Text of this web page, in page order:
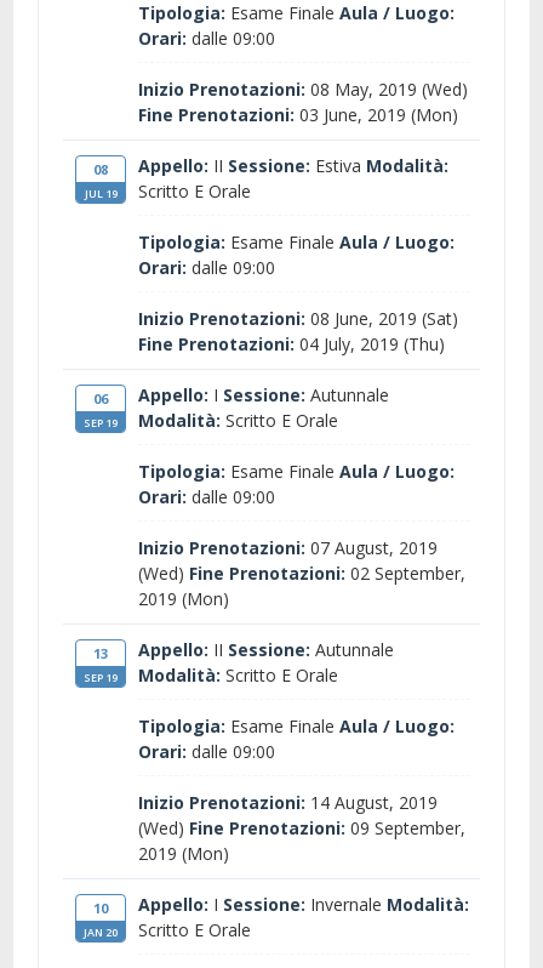
Tipologia: Esame Finale Aula / Luogo:
Orari: dalle 09:00
Inizio Prenotazioni: 08 May, 2019 (Wed)
Fine Prenotazioni: 03 June, 2019 (Mon)
08
JUL 19
Appello: II Sessione: Estiva Modalità:
Scritto E Orale
Tipologia: Esame Finale Aula / Luogo:
Orari: dalle 09:00
Inizio Prenotazioni: 08 June, 2019 (Sat)
Fine Prenotazioni: 04 July, 2019 (Thu)
06
SEP 19
Appello: I Sessione: Autunnale
Modalità: Scritto E Orale
Tipologia: Esame Finale Aula / Luogo:
Orari: dalle 09:00
Inizio Prenotazioni: 07 August, 2019
(Wed) Fine Prenotazioni: 02 September,
2019 (Mon)
13
SEP 19
Appello: II Sessione: Autunnale
Modalità: Scritto E Orale
Tipologia: Esame Finale Aula / Luogo:
Orari: dalle 09:00
Inizio Prenotazioni: 14 August, 2019
(Wed) Fine Prenotazioni: 09 September,
2019 (Mon)
10
JAN 20
Appello: I Sessione: Invernale Modalità:
Scritto E Orale